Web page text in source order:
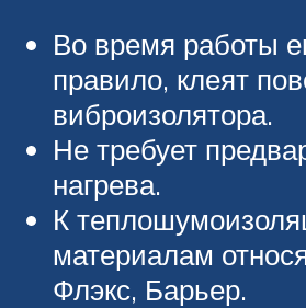
Во время работы
правило, клеят
виброизолятора.
Не требует
нагрева.
К
материалам
Флэкс, Барьер.